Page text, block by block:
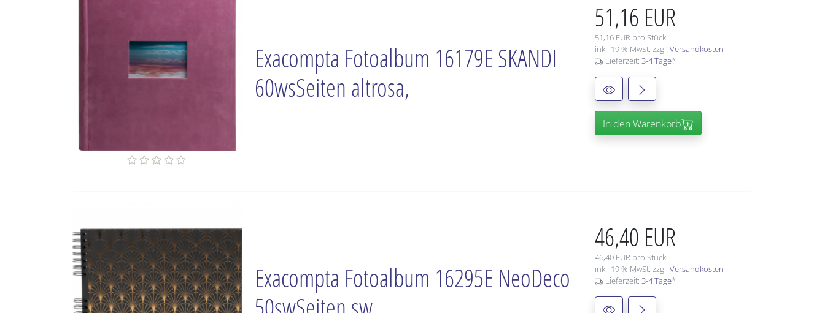
51,16 EUR
51,16 EUR pro Stück
inkl. 19 % MwSt. zzgl. Versandkosten
Lieferzeit: 3-4 Tage*
In den Warenkorb
Exacompta Fotoalbum 16179E SKANDI
60wsSeiten altrosa,
46,40 EUR
46,40 EUR pro Stück
inkl. 19 % MwSt. zzgl. Versandkosten
Lieferzeit: 3-4 Tage*
Exacompta Fotoalbum 16295E NeoDeco